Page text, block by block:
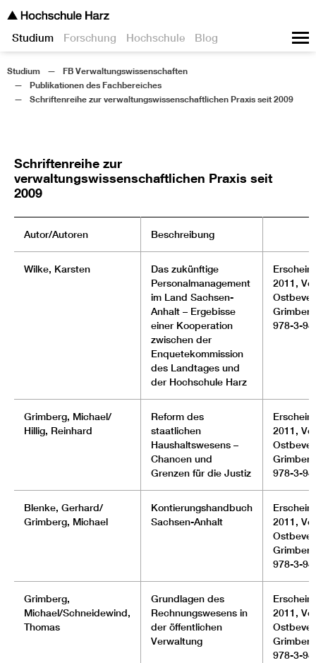
Studium Forschung Hochschule Blog
Studium
FB Verwaltungswissenschaften
Publikationen des Fachbereiches
Schriftenreihe zur verwaltungswissenschaftlichen Praxis seit 2009
Schriftenreihe zur
verwaltungswissenschaftlichen Praxis seit
2009
Autor/Autoren Beschreibung
Wilke, Karsten
Das zukünftige
Personalmanagement
im Land Sachsen-
Anhalt – Ergebisse
einer Kooperation
zwischen der
Enquetekommission
des Landtages und
der Hochschule Harz
2011,
978-3-
Grimberg, Michael/
Hillig, Reinhard
Reform des
staatlichen
Haushaltswesens –
Chancen und
Grenzen für die Justiz
2011,
978-3-
Blenke, Gerhard/
Grimberg, Michael
Kontierungshandbuch
Sachsen-Anhalt
2011,
978-3-
Grimberg,
Michael/Schneidewind,
Thomas
Grundlagen des
Rechnungswesens in
der öffentlichen
Verwaltung
2011,
978-3-